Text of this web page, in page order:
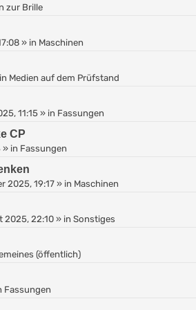
zur Brille
» in Maschinen
Medien auf dem Prüfstand
11:15 » in Fassungen
CP
» in Fassungen
2025, 19:17 » in Maschinen
2025, 22:10 » in Sonstiges
(öffentlich)
Fassungen